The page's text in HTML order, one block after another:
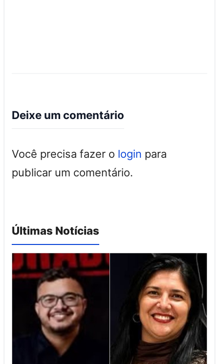
Deixe um comentário
Você precisa fazer o login para
publicar um comentário.
Últimas Notícias